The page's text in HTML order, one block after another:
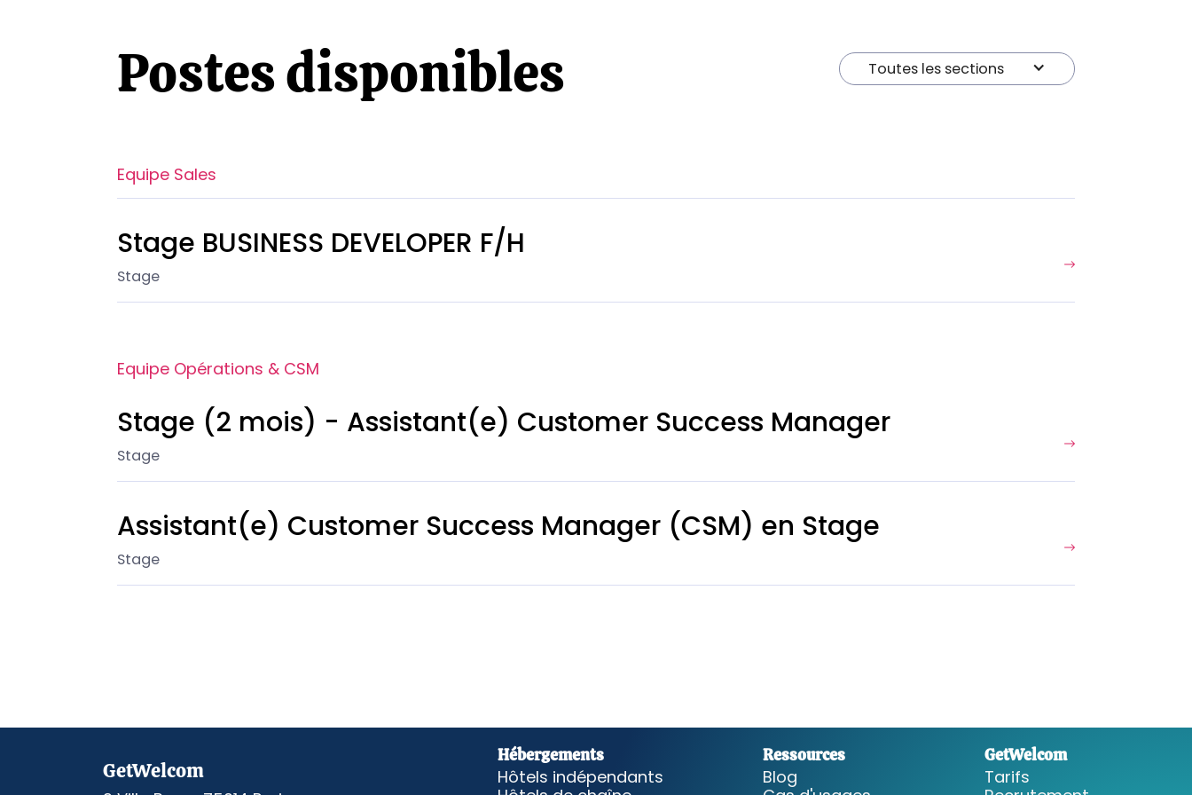
Postes disponibles Toutes les sections
Equipe Sales
Stage BUSINESS DEVELOPER F/H
Stage
Equipe Opérations & CSM
Stage (2 mois) - Assistant(e) Customer Success Manager
Stage
Assistant(e) Customer Success Manager (CSM) en Stage
Stage
GetWelcom
Hébergements
Hôtels indépendants
Ressources
Blog
GetWelcom
Tarifs